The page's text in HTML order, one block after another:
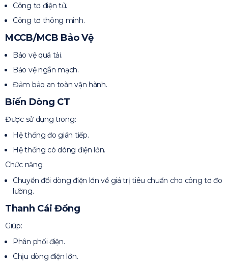
Công tơ điện tử.
Công tơ thông minh.
MCCB/MCB Bảo Vệ
Bảo vệ quá tải.
Bảo vệ ngắn mạch.
Đảm bảo an toàn vận hành.
Biến Dòng CT
Được sử dụng trong:
Hệ thống đo gián tiếp.
Hệ thống có dòng điện lớn.
Chức năng:
Chuyển đổi dòng điện lớn về giá trị tiêu chuẩn cho công tơ đo
lường.
Thanh Cái Đồng
Giúp:
Phân phối điện.
Chịu dòng điện lớn.